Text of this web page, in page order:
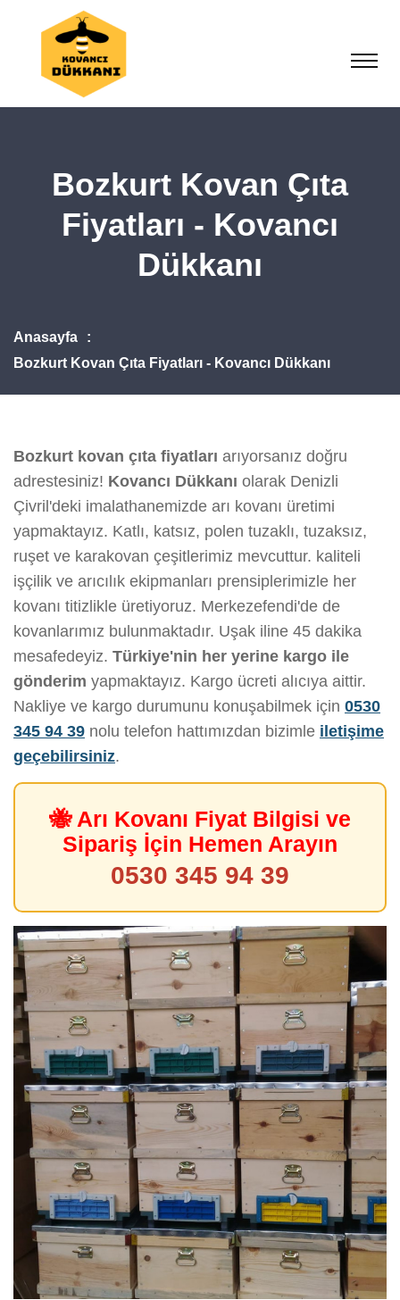
Bozkurt Kovan Çıta
Fiyatları - Kovancı
Dükkanı
Anasayfa
Bozkurt Kovan Çıta Fiyatları - Kovancı Dükkanı
Bozkurt kovan çıta fiyatları arıyorsanız doğru
adrestesiniz! Kovancı Dükkanı olarak Denizli
Çivril'deki imalathanemizde arı kovanı üretimi
yapmaktayız. Katlı, katsız, polen tuzaklı, tuzaksız,
ruşet ve karakovan çeşitlerimiz mevcuttur. kaliteli
işçilik ve arıcılık ekipmanları prensiplerimizle her
kovanı titizlikle üretiyoruz. Merkezefendi'de de
kovanlarımız bulunmaktadır. Uşak iline 45 dakika
mesafedeyiz. Türkiye'nin her yerine kargo ile
gönderim yapmaktayız. Kargo ücreti alıcıya aittir.
Nakliye ve kargo durumunu konuşabilmek için 0530
345 94 39 nolu telefon hattımızdan bizimle iletişime
geçebilirsiniz.
🐝 Arı Kovanı Fiyat Bilgisi ve
Sipariş İçin Hemen Arayın
0530 345 94 39